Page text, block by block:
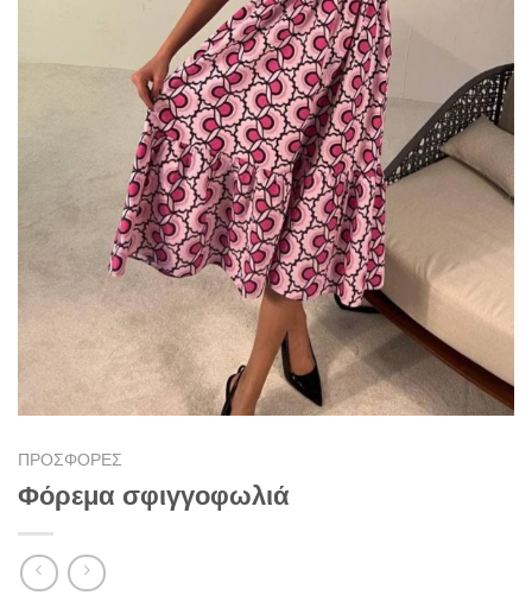
ΠΡΟΣΦΟΡΕΣ
Φόρεμα σφιγγοφωλιά